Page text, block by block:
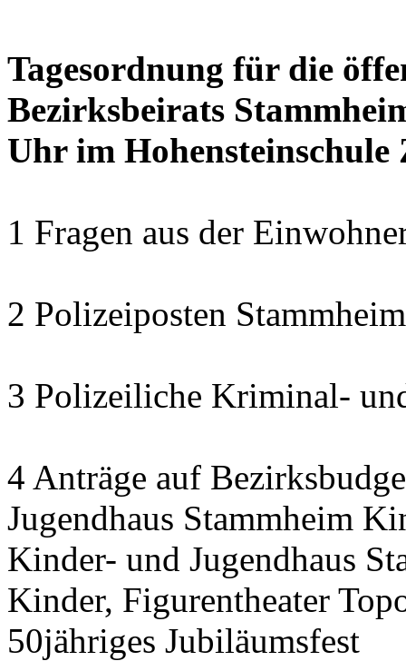
Tagesordnung für die
Bezirksbeirats
Uhr im Hohensteinschule
1 Fragen aus der
2 Polizeiposten
3 Polizeiliche Kriminal-
4 Anträge auf
Jugendhaus Stammheim
Kinder- und Jugendhaus
Kinder, Figurentheater
50jähriges Jubiläumsfest